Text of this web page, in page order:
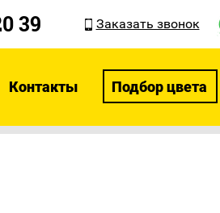
39 Заказать звонок
Контакты Подбор цвета